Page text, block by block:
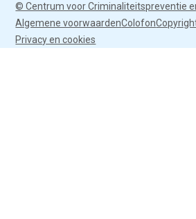
© Centrum voor Criminaliteitspreventie
Algemene voorwaardenColofon
Privacy en cookies